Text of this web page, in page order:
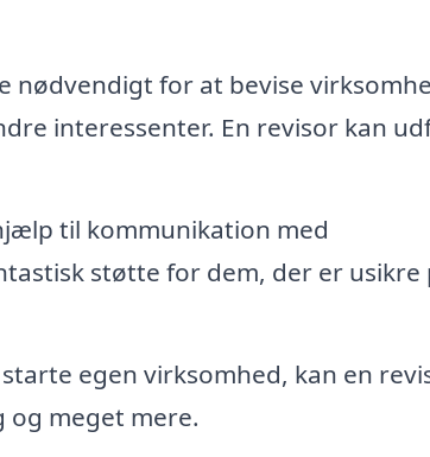
nødvendigt for at bevise
interessenter. En revisor kan
til kommunikation med
støtte for dem, der er usikre
egen virksomhed, kan en
og meget mere.